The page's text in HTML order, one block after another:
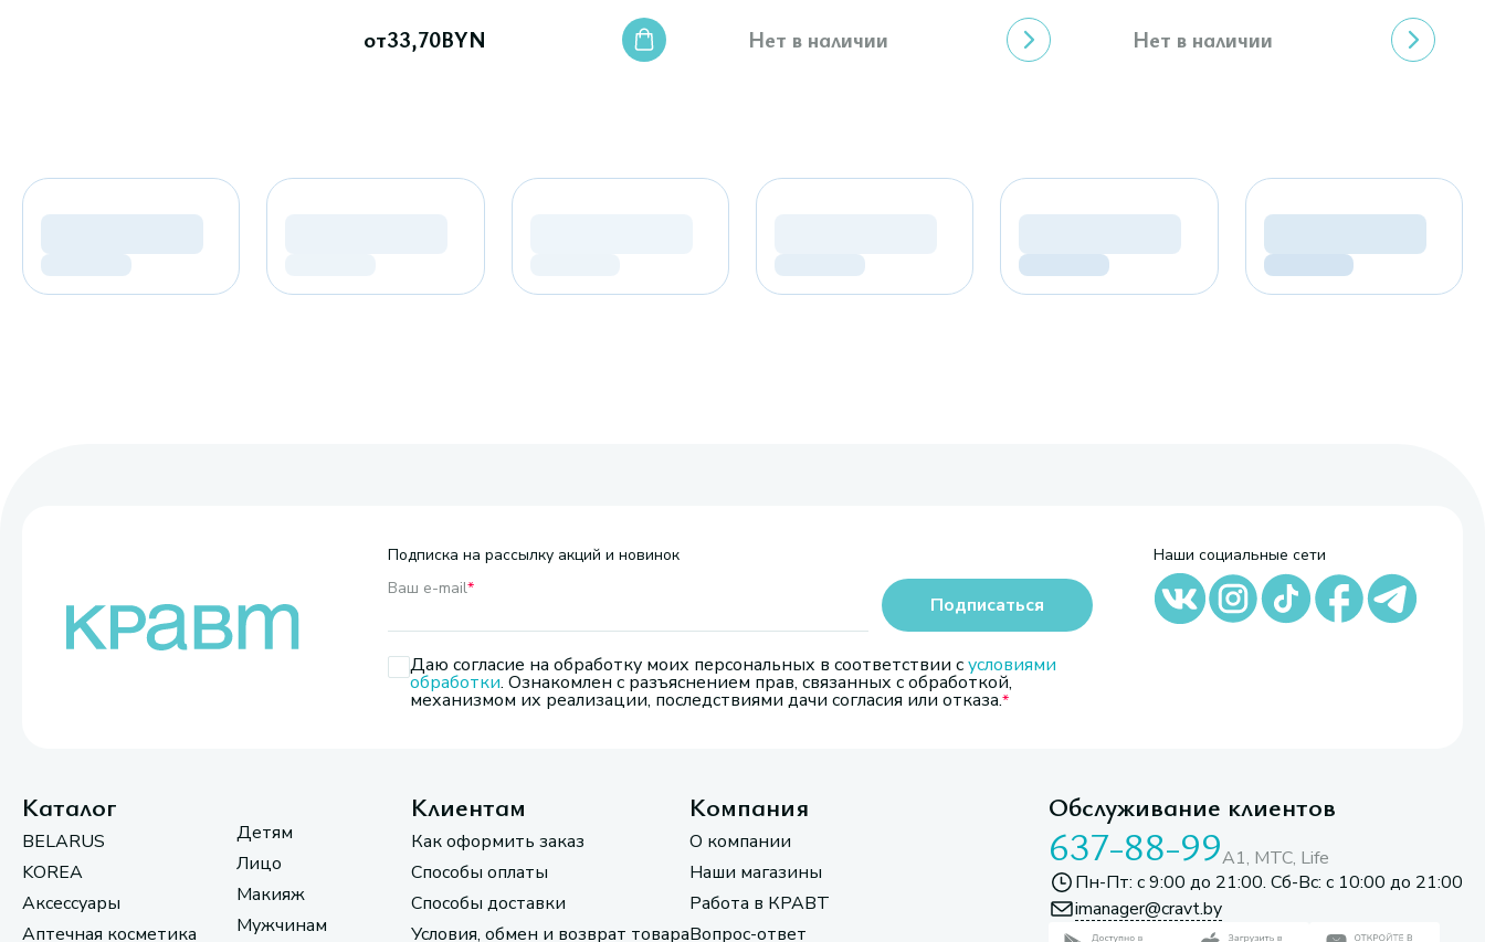
от33,70BYN Нет в наличии Нет в наличии
Подписка на рассылку акций и новинок
Ваш e-mail*
Даю согласие на обработку моих персональных в соответствии сусловиями
обработки. Ознакомлен с разъяснением прав, связанных с обработкой,
механизмом их реализации, последствиями дачи согласия или отказа.
Подписаться
Наши социальные сети
Каталог
BELARUS
KOREA
Аксессуары
Аптечная косметика
Детям
Лицо
Макияж
Мужчинам
Клиентам
Как оформить заказ
Способы оплаты
Способы доставки
Условия, обмен и возврат товара
Компания
О компании
Наши магазины
Работа в КРАВТ
Вопрос-ответ
Обслуживание клиентов
637-88-99A1, МТС, Life
Пн-Пт: с 9:00 до 21:00. Сб-Вс: с 10:00 до 21:00
imanager@cravt.by